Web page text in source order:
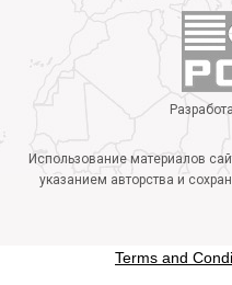
Использование материалов
указанием авторства и
Terms and